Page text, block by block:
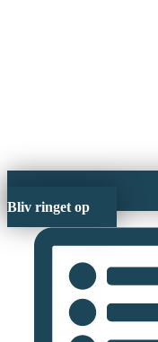
Bliv ringet op